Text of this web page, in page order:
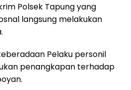
Polsek Tapung yang
langsung melakukan
Pelaku personil
penangkapan terhadap